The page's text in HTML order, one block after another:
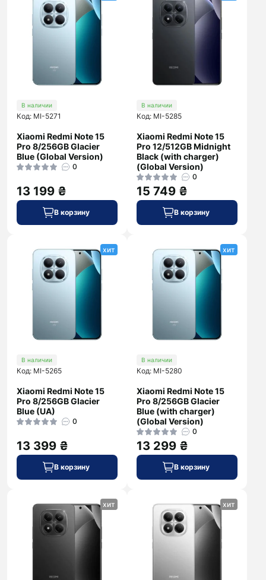
В наличии
Код: MI-5271
Xiaomi Redmi Note 15
Pro 8/256GB Glacier
Blue (Global Version)
0
13 199 ₴
В корзину
В наличии
Код: MI-5285
Xiaomi Redmi Note 15
Pro 12/512GB Midnight
Black (with charger)
(Global Version)
0
15 749 ₴
В корзину
хит
В наличии
Код: MI-5265
Xiaomi Redmi Note 15
Pro 8/256GB Glacier
Blue (UA)
0
13 399 ₴
В корзину
хит
В наличии
Код: MI-5280
Xiaomi Redmi Note 15
Pro 8/256GB Glacier
Blue (with charger)
(Global Version)
0
13 299 ₴
В корзину
хит хит